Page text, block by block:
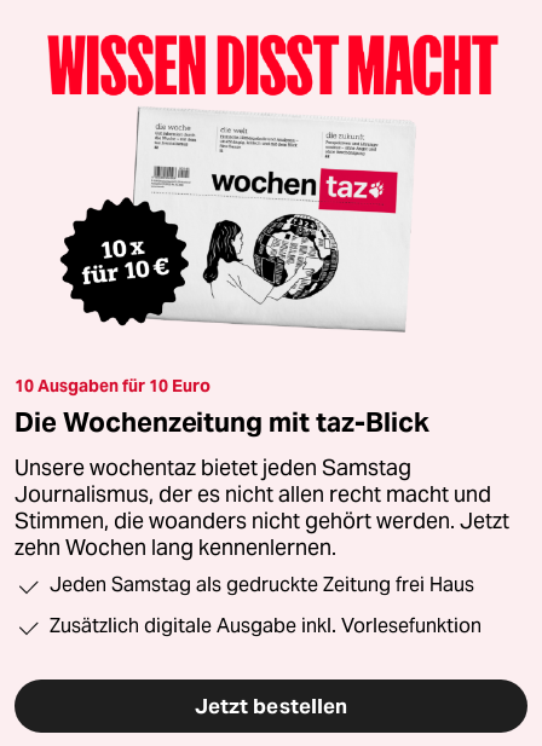
10 Ausgaben für 10 Euro
Die Wochenzeitung mit taz-Blick
Unsere wochentaz bietet jeden Samstag
Journalismus, der es nicht allen recht macht und
Stimmen, die woanders nicht gehört werden. Jetzt
zehn Wochen lang kennenlernen.
Jeden Samstag als gedruckte Zeitung frei Haus
Zusätzlich digitale Ausgabe inkl. Vorlesefunktion
Jetzt bestellen